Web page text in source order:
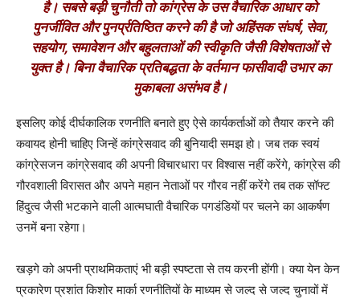
है। सबसे बड़ी चुनौती तो कांग्रेस के उस वैचारिक आधार को
पुनर्जीवित और पुनर्प्रतिष्ठित करने की है जो अहिंसक संघर्ष, सेवा,
सहयोग, समावेशन और बहुलताओं की स्वीकृति जैसी विशेषताओं से
युक्त है। बिना वैचारिक प्रतिबद्धता के वर्तमान फासीवादी उभार का
मुकाबला असंभव है।
इसलिए कोई दीर्घकालिक रणनीति बनाते हुए ऐसे कार्यकर्ताओं को तैयार करने की
कवायद होनी चाहिए जिन्हें कांग्रेसवाद की बुनियादी समझ हो। जब तक स्वयं
कांग्रेसजन कांग्रेसवाद की अपनी विचारधारा पर विश्वास नहीं करेंगे, कांग्रेस की
गौरवशाली विरासत और अपने महान नेताओं पर गौरव नहीं करेंगे तब तक सॉफ्ट
हिंदुत्व जैसी भटकाने वाली आत्मघाती वैचारिक पगडंडियों पर चलने का आकर्षण
उनमें बना रहेगा।
खड़गे को अपनी प्राथमिकताएं भी बड़ी स्पष्टता से तय करनी होंगी। क्या येन केन
प्रकारेण प्रशांत किशोर मार्का रणनीतियों के माध्यम से जल्द से जल्द चुनावों में